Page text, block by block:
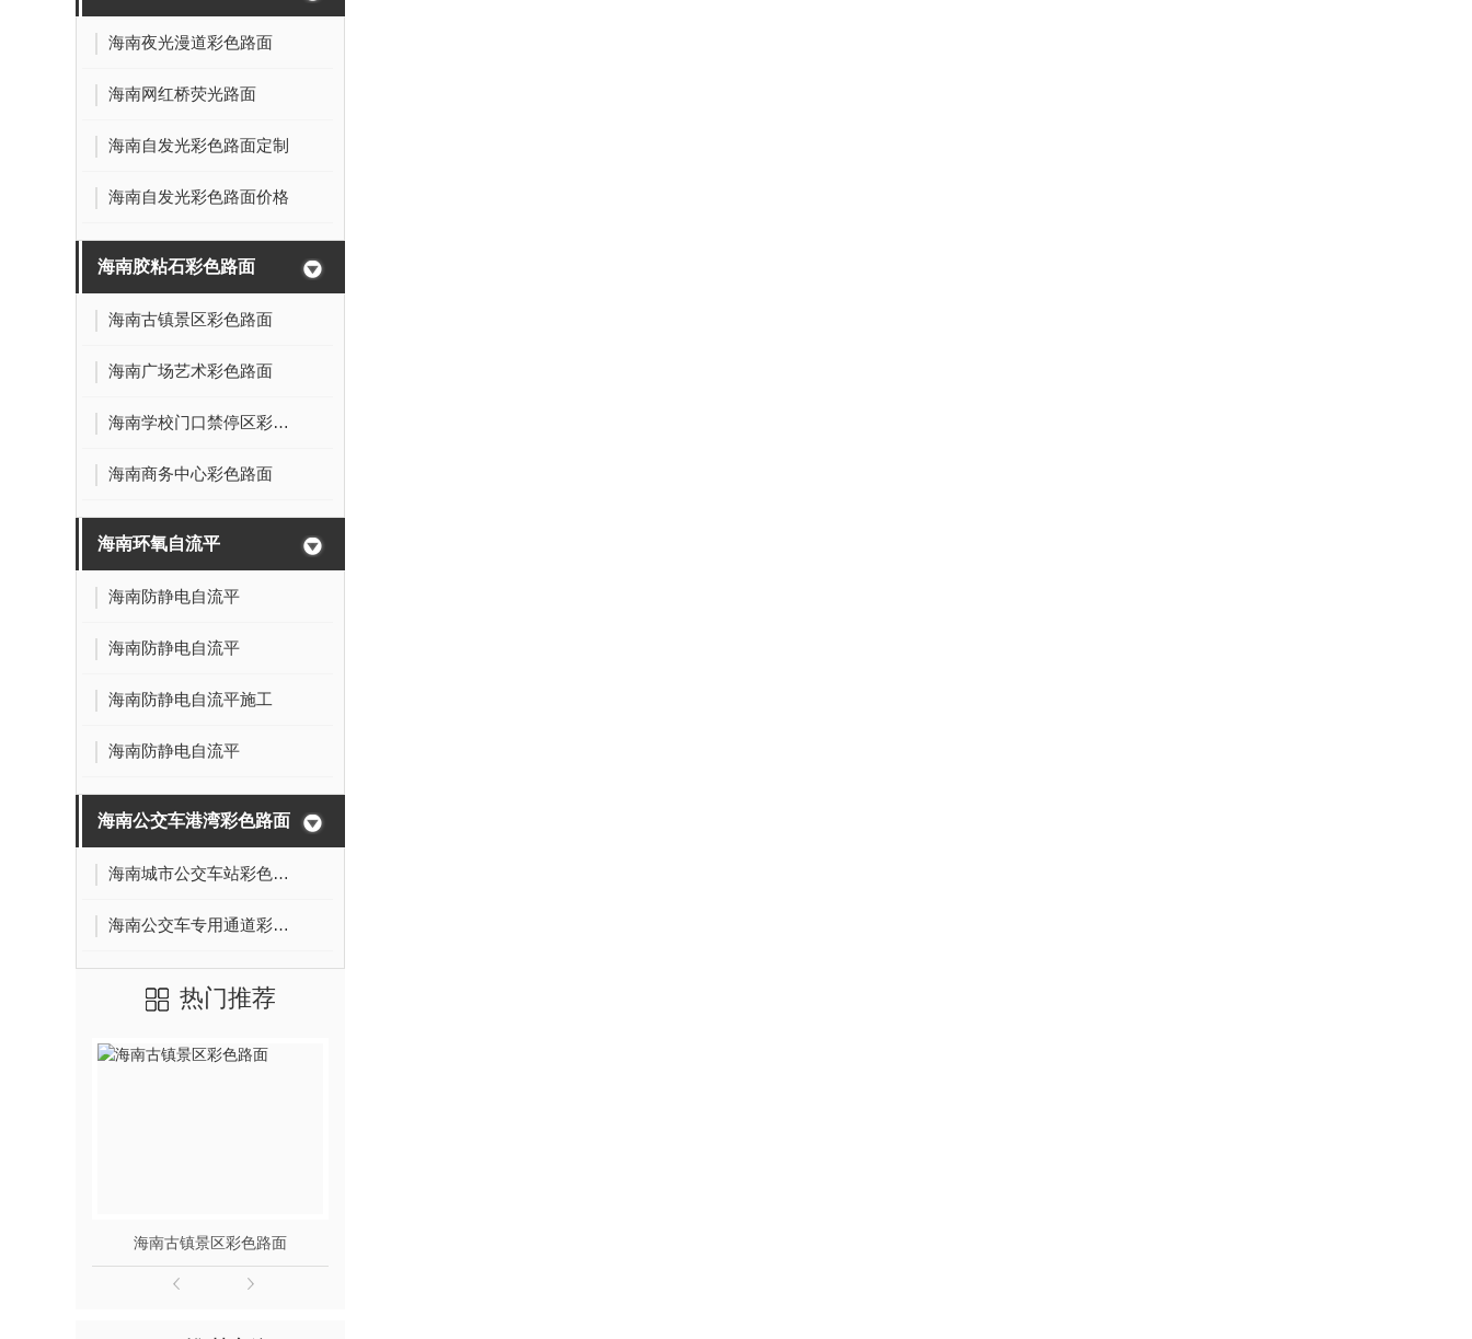
海南夜光漫道彩色路面
海南网红桥荧光路面
海南自发光彩色路面定制
海南自发光彩色路面价格
海南胶粘石彩色路面
海南古镇景区彩色路面
海南广场艺术彩色路面
海南学校门口禁停区彩色路面
海南商务中心彩色路面
海南环氧自流平
海南防静电自流平
海南防静电自流平
海南防静电自流平施工
海南防静电自流平
海南公交车港湾彩色路面
海南城市公交车站彩色陶瓷防滑路面
海南公交车专用通道彩色路面
热门推荐
海南古镇景区彩色路面